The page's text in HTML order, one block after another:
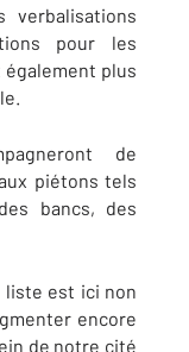
verbalisations
pour les
plus
de
piétons tels
bancs, des
liste est ici non
encore
de notre cité